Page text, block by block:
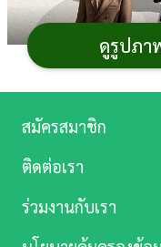
ดูรูปภา
บันเทิง
ดู
Music
สมัครสมาชิก
ติดต่อเรา
ร่วมงานกับเรา